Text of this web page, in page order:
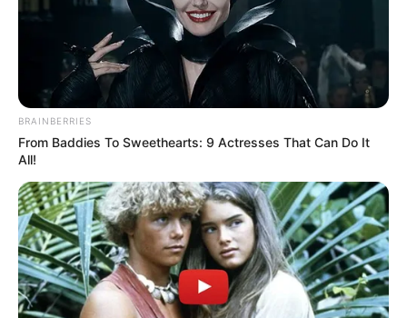
BRAINBERRIES
From Baddies To Sweethearts: 9 Actresses That Can Do It
All!